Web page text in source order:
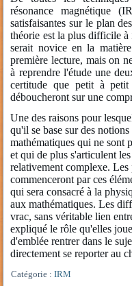
résonance magnétique
satisfaisantes sur le plan
théorie est la plus difficile
serait novice en la
première lecture, mais on
à reprendre l'étude une
certitude que petit à
déboucheront sur une
Une des raisons pour
qu'il se base sur des
mathématiques qui ne sont
et qui de plus s'articulent
relativement complexe. Les
commenceront par ces
qui sera consacré à la
aux mathématiques. Les
vrac, sans véritable lien
expliqué le rôle qu'elles
d'emblée rentrer dans le
directement se reporter au
Catégorie :IRM